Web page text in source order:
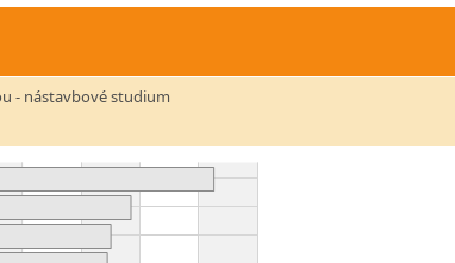
- nástavbové studium